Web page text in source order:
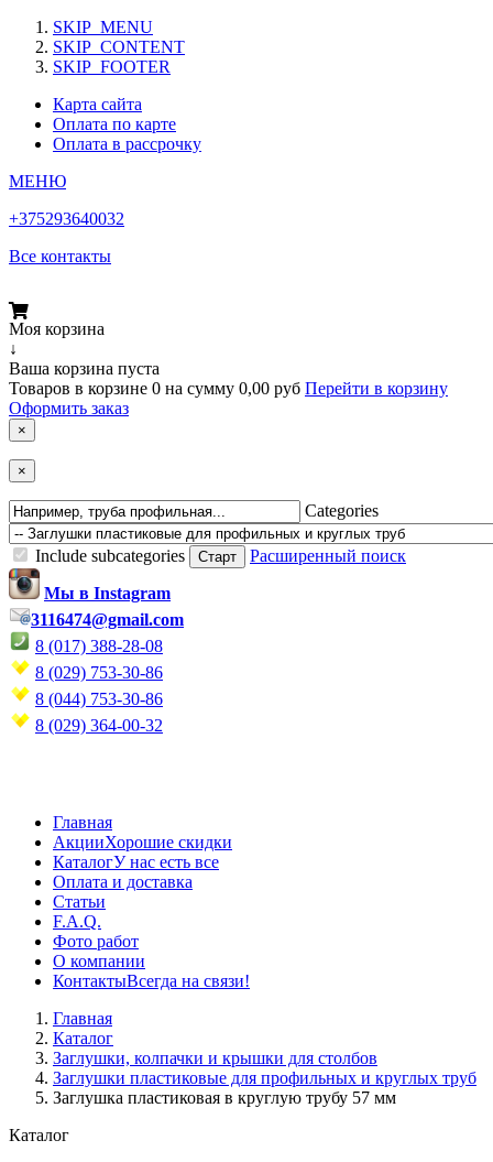
SKIP_MENU
SKIP_CONTENT
SKIP_FOOTER
Карта сайта
Оплата по карте
Оплата в рассрочку
МЕНЮ
+375293640032
Все контакты
Моя корзина
↓
Ваша корзина пуста
Товаров в корзине 0 на сумму 0,00 руб Перейти в корзину
Оформить заказ
×
×
Categories
Include subcategories
Расширенный поиск
Мы в Instagram
3116474@gmail.com
8 (017) 388-28-08
8 (029) 753-30-86
8 (044) 753-30-86
8 (029) 364-00-32
Главная
АкцииХорошие скидки
КаталогУ нас есть все
Оплата и доставка
Статьи
F.A.Q.
Фото работ
О компании
КонтактыВсегда на связи!
Главная
Каталог
Заглушки, колпачки и крышки для столбов
Заглушки пластиковые для профильных и круглых труб
Заглушка пластиковая в круглую трубу 57 мм
Каталог